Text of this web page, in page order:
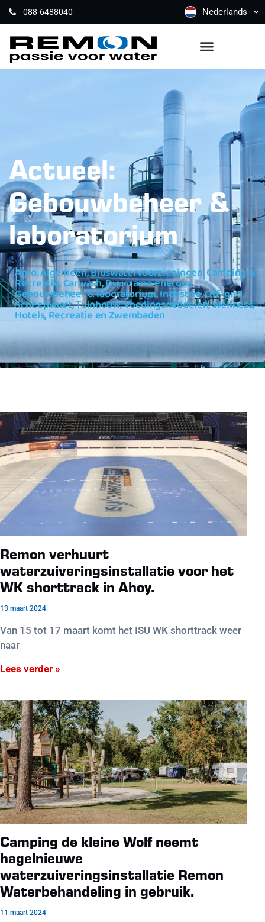
088-6488040 Nederlands
Actueel:
Gebouwbeheer &
laboratorium
Agro,Algemeen,Bluswatervoorzieningen,Camping &
Recreatie,Carwash,Duurzame energie,
Gebouwbeheer & laboratorium,Industrie,Off-grid,
Scheepvaart,Tuinbouw,Voedingsmiddelen,Wellness,
Hotels, Recreatie en Zwembaden
Remon verhuurt
waterzuiveringsinstallatie voor het
WK shorttrack in Ahoy.
13 maart 2024
Van 15 tot 17 maart komt het ISU WK shorttrack weer
naar
Lees verder »
Camping de kleine Wolf neemt
hagelnieuwe
waterzuiveringsinstallatie Remon
Waterbehandeling in gebruik.
11 maart 2024